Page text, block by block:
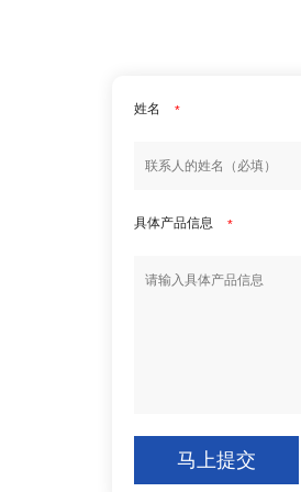
姓名 *
具体产品信息 *
马上提交